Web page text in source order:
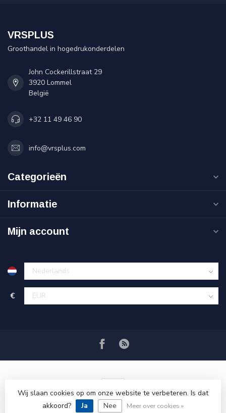
VRSPLUS
Groothandel in hogedrukonderdelen
John Cockerillstraat 29
3920 Lommel
België
+32 11 49 46 90
info@vrsplus.com
Categorieën
Informatie
Mijn account
€
© Copyright 2026 VRSPLUS
Wij slaan cookies op om onze website te verbeteren. Is dat
akkoord?
Ja Nee Meer over cookies »